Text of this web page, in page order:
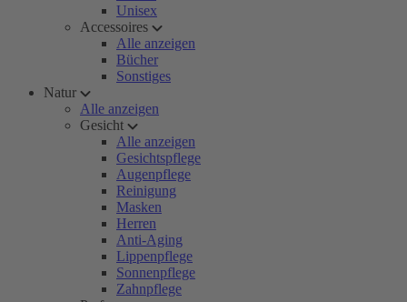
Unisex
Accessoires
Alle anzeigen
Bücher
Sonstiges
Natur
Alle anzeigen
Gesicht
Alle anzeigen
Gesichtspflege
Augenpflege
Reinigung
Masken
Herren
Anti-Aging
Lippenpflege
Sonnenpflege
Zahnpflege